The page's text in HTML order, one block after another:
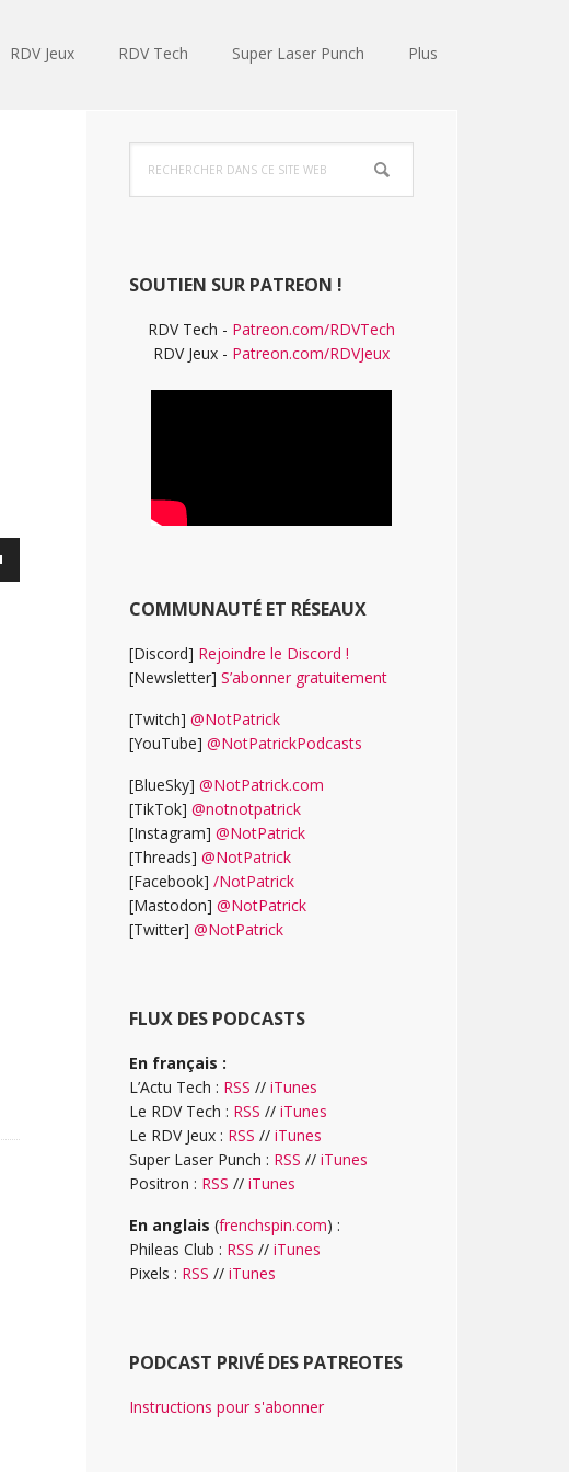
RDV Jeux RDV Tech Super Laser Punch Plus
Barre
latérale
dans
ce
SOUTIEN SUR PATREON !
RDV Tech - Patreon.com/RDVTech
RDV Jeux - Patreon.com/RDVJeux
COMMUNAUTÉ ET RÉSEAUX
[Discord] Rejoindre le Discord !
[Newsletter] S’abonner gratuitement
[Twitch] @NotPatrick
[YouTube] @NotPatrickPodcasts
[BlueSky] @NotPatrick.com
[TikTok] @notnotpatrick
[Instagram] @NotPatrick
[Threads] @NotPatrick
[Facebook] /NotPatrick
[Mastodon] @NotPatrick
[Twitter] @NotPatrick
FLUX DES PODCASTS
En français :
L’Actu Tech : RSS // iTunes
Le RDV Tech : RSS // iTunes
Le RDV Jeux : RSS // iTunes
Super Laser Punch : RSS // iTunes
Positron : RSS // iTunes
En anglais (frenchspin.com) :
Phileas Club : RSS // iTunes
Pixels : RSS // iTunes
PODCAST PRIVÉ DES PATREOTES
Instructions pour s'abonner